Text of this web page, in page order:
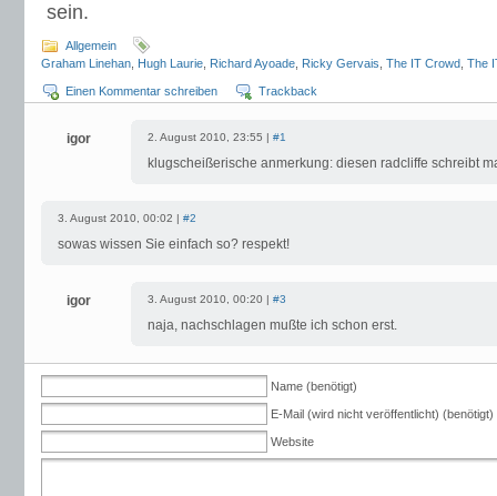
sein.
Allgemein
Graham Linehan Hugh Laurie Richard Ayoade Ricky Gervais The IT Crowd The
Einen Kommentar schreiben Trackback
igor 2. August 2010, 23:55 | #1
klugscheißerische anmerkung: diesen radcliffe schreibt
3. August 2010, 00:02 | #2
sowas wissen Sie einfach so? respekt!
igor 3. August 2010, 00:20 | #3
naja, nachschlagen mußte ich schon erst.
Name (benötigt)
E-Mail (wird nicht veröffentlicht) (benötigt)
Website